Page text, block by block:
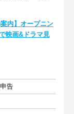
内】オープニン
映画&ドラマ見
告